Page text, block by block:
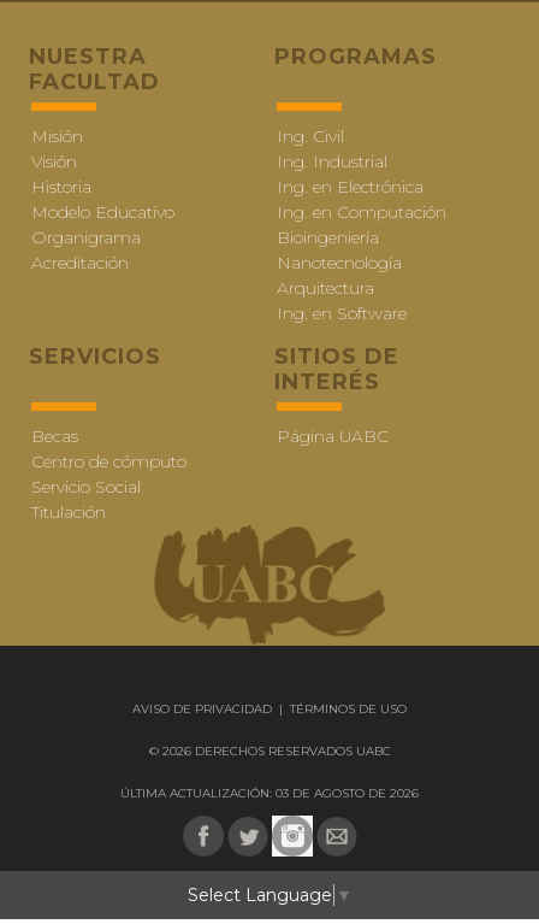
NUESTRA
FACULTAD
Misión
Visión
Historia
Modelo Educativo
Organigrama
Acreditación
PROGRAMAS
Ing. Civil
Ing. Industrial
Ing. en Electrónica
Ing. en Computación
Bioingeniería
Nanotecnología
Arquitectura
Ing. en Software
SERVICIOS
Becas
Centro de cómputo
Servicio Social
Titulación
SITIOS DE
INTERÉS
Página UABC
AVISO DE PRIVACIDAD | TÉRMINOS DE USO
© 2026 DERECHOS RESERVADOS UABC
ÚLTIMA ACTUALIZACIÓN: 03 DE AGOSTO DE 2026
Select Language ▼